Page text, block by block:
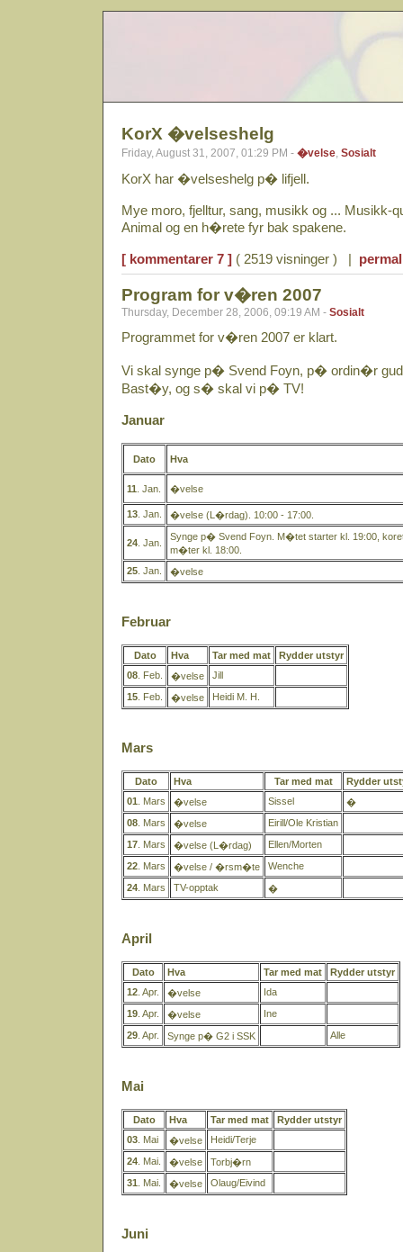
KorX �velseshelg
Friday, August 31, 2007, 01:29 PM - �velse, Sosialt
KorX har �velseshelg p� lifjell.
Mye moro, fjelltur, sang, musikk og ... Musikk-
Animal og en h�rete fyr bak spakene.
[ kommentarer 7 ] ( 2519 visninger ) |
Program for v�ren 2007
Thursday, December 28, 2006, 09:19 AM - Sosialt
Programmet for v�ren 2007 er klart.
Vi skal synge p� Svend Foyn, p� ordin�r
Bast�y, og s� skal vi p� TV!
Januar
Dato Hva
11 . Jan. �velse
13 . Jan. �velse (L�rdag). 10:00 - 17:00.
24 . Jan.
Synge p� Svend Foyn. M�tet starter kl. 19:00,
m�ter kl. 18:00.
25 . Jan. �velse
Februar
Dato Hva Tar med mat
Rydder utstyr
08 . Feb. �velse
Jill
15 . Feb. �velse Heidi M. H.
Mars
Dato Hva Tar med mat
Rydder
01 . Mars �velse Sissel
�
08 . Mars �velse
Eirill/Ole Kristian
17 . Mars �velse (L�rdag)
Ellen/Morten
22 . Mars �velse / �rsm�te
Wenche
24 . Mars TV-opptak �
April
Dato Hva Tar med mat
Rydder utstyr
12 . Apr. �velse
Ida
19 . Apr. �velse
Ine
29 . Apr. Synge p� G2 i SSK Alle
Mai
Dato Hva Tar med mat
Rydder utstyr
03 . Mai �velse
Heidi/Terje
24 . Mai. �velse
Torbj�rn
31 . Mai. �velse Olaug/Eivind
Juni